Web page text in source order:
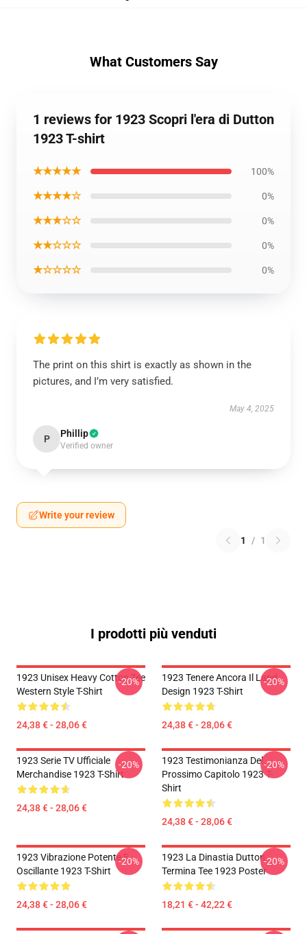
What Customers Say
1 reviews for 1923 Scopri l'era di Dutton
1923 T-shirt
★★★★★ 100%
★★★★☆ 0%
★★★☆☆ 0%
★★☆☆☆ 0%
★☆☆☆☆ 0%
The print on this shirt is exactly as shown in the
pictures, and I’m very satisfied.
May 4, 2025
P Phillip
Verified owner
Write your review
1 / 1
I prodotti più venduti
1923 Unisex Heavy Cotton Tee
Western Style T-Shirt
24,38 € - 28,06 €
-20%
1923 Tenere Ancora Il Land
Design 1923 T-Shirt
24,38 € - 28,06 €
-20%
1923 Serie TV Ufficiale
Merchandise 1923 T-Shirt
24,38 € - 28,06 €
-20%
1923 Testimonianza Del
Prossimo Capitolo 1923 T-
Shirt
24,38 € - 28,06 €
-20%
1923 Vibrazione Potente E
Oscillante 1923 T-Shirt
24,38 € - 28,06 €
-20%
1923 La Dinastia Dutton
Termina Tee 1923 Poster
18,21 € - 42,22 €
-20%